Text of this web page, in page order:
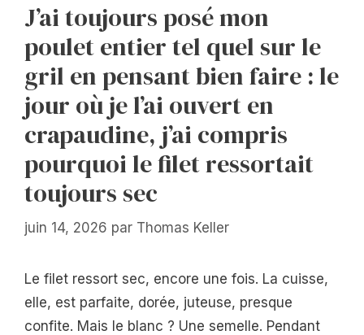
J’ai toujours posé mon
poulet entier tel quel sur le
gril en pensant bien faire : le
jour où je l’ai ouvert en
crapaudine, j’ai compris
pourquoi le filet ressortait
toujours sec
juin 14, 2026 par Thomas Keller
Le filet ressort sec, encore une fois. La cuisse,
elle, est parfaite, dorée, juteuse, presque
confite. Mais le blanc ? Une semelle. Pendant